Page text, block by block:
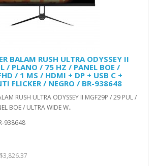
BALAM RUSH ULTRA ODYSSEY II
/ PLANO / 75 HZ / PANEL BOE /
/ 1 MS / HDMI + DP + USB C +
FLICKER / NEGRO / BR-938648
RUSH ULTRA ODYSSEY II MGF29P / 29 PUL /
BOE / ULTRA WIDE W..
938648